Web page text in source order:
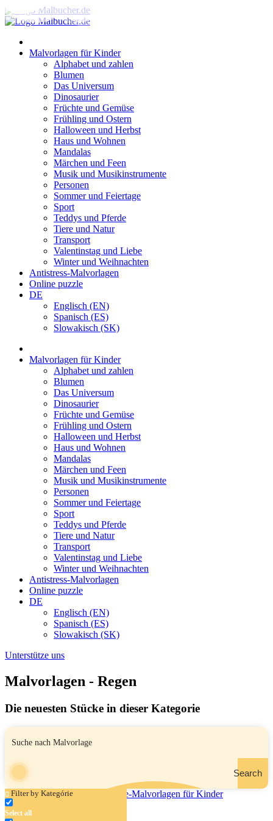
Zum
Inhalt
Malvorlagen für Kinder
Alphabet und zahlen
Blumen
Das Universum
Dinosaurier
Früchte und Gemüse
Frühling und Ostern
Halloween und Herbst
Haus und Wohnen
Mandalas
Märchen und Feen
Musik und Musikinstrumente
Personen
Sommer und Feiertage
Sport
Teddys und Pferde
Tiere und Natur
Transport
Valentinstag und Liebe
Winter und Weihnachten
Antistress-Malvorlagen
Online puzzle
DE
Englisch (EN)
Spanisch (ES)
Slowakisch (SK)
Malvorlagen für Kinder
Alphabet und zahlen
Blumen
Das Universum
Dinosaurier
Früchte und Gemüse
Frühling und Ostern
Halloween und Herbst
Haus und Wohnen
Mandalas
Märchen und Feen
Musik und Musikinstrumente
Personen
Sommer und Feiertage
Sport
Teddys und Pferde
Tiere und Natur
Transport
Valentinstag und Liebe
Winter und Weihnachten
Antistress-Malvorlagen
Online puzzle
DE
Englisch (EN)
Spanisch (ES)
Slowakisch (SK)
Unterstütze uns
Malvorlagen - Regen
Die neuesten Stücke in dieser Kategorie
Search
Filter by Kategórie
Select all
Foxy mit einem Blatt